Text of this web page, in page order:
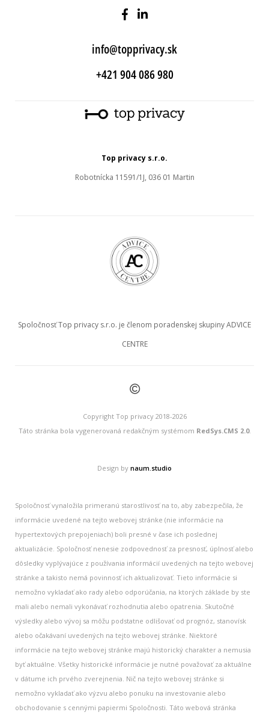
info@topprivacy.sk
+421 904 086 980
Top privacy s.r.o.
Robotnícka 11591/1J, 036 01 Martin
Spoločnosť Top privacy s.r.o. je členom poradenskej skupiny ADVICE
CENTRE
©
Copyright Top privacy 2018-2026
Táto stránka bola vygenerovaná redakčným systémom RedSys.CMS 2.0.
Design by naum.studio
Spoločnosť vynaložila primeranú starostlivosť na to, aby zabezpečila, že
informácie uvedené na tejto webovej stránke (nie informácie na
hypertextových prepojeniach) boli presné v čase ich poslednej
aktualizácie. Spoločnosť nenesie zodpovednosť za presnosť, úplnosť alebo
dôsledky vyplývajúce z používania informácií uvedených na tejto webovej
stránke a takisto nemá povinnosť ich aktualizovať. Tieto informácie si
nemožno vykladať ako rady alebo odporúčania, na ktorých základe by ste
mali alebo nemali vykonávať rozhodnutia alebo opatrenia. Skutočné
výsledky alebo vývoj sa môžu podstatne odlišovať od prognóz, stanovísk
alebo očakávaní uvedených na tejto webovej stránke. Niektoré
informácie na tejto webovej stránke majú historický charakter a nemusia
byť aktuálne. Všetky historické informácie je nutné považovať za aktuálne
v dátume ich prvého zverejnenia. Nič na tejto webovej stránke si
nemožno vykladať ako výzvu alebo ponuku na investovanie alebo
obchodovanie s cennými papiermi Spoločnosti. Táto webová stránka